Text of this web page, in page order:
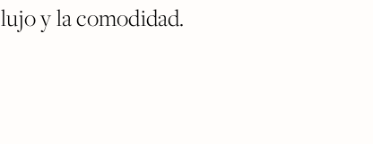
lujo y la comodidad.